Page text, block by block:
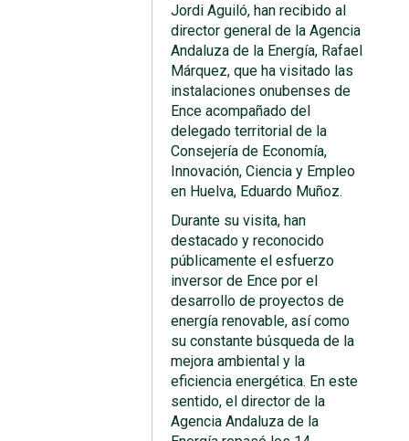
Jordi Aguiló, han recibido al
director general de la Agencia
Andaluza de la Energía, Rafael
Márquez, que ha visitado las
instalaciones onubenses de
Ence acompañado del
delegado territorial de la
Consejería de Economía,
Innovación, Ciencia y Empleo
en Huelva, Eduardo Muñoz.
Durante su visita, han
destacado y reconocido
públicamente el esfuerzo
inversor de Ence por el
desarrollo de proyectos de
energía renovable, así como
su constante búsqueda de la
mejora ambiental y la
eficiencia energética. En este
sentido, el director de la
Agencia Andaluza de la